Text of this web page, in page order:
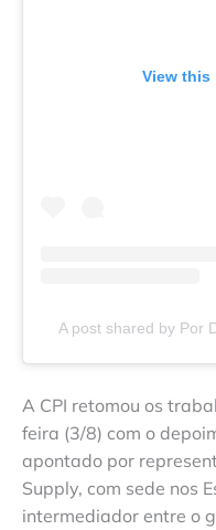
View this
A post shared by Por
A CPI retomou os
feira (3/8) com o
apontado por
Supply, com sede nos
intermediador entre o